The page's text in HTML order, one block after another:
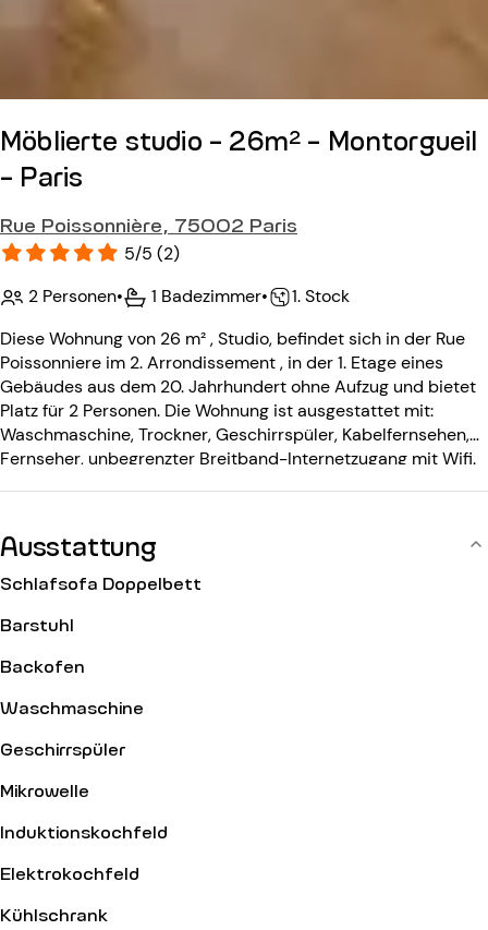
Möblierte studio - 26m² - Montorgueil
- Paris
Rue Poissonnière, 75002 Paris
5/5 (2)
2 Personen• 1 Badezimmer•
1. Stock
Diese Wohnung von 26 m² , Studio, befindet sich in der Rue
Poissonniere im 2. Arrondissement , in der 1. Etage eines
Gebäudes aus dem 20. Jahrhundert ohne Aufzug und bietet
Platz für 2 Personen. Die Wohnung ist ausgestattet mit:
Waschmaschine, Trockner, Geschirrspüler, Kabelfernsehen,
Fernseher, unbegrenzter Breitband-Internetzugang mit Wifi.
Ausstattung
Schlafsofa Doppelbett
Barstuhl
Backofen
Waschmaschine
Geschirrspüler
Mikrowelle
Induktionskochfeld
Elektrokochfeld
Kühlschrank